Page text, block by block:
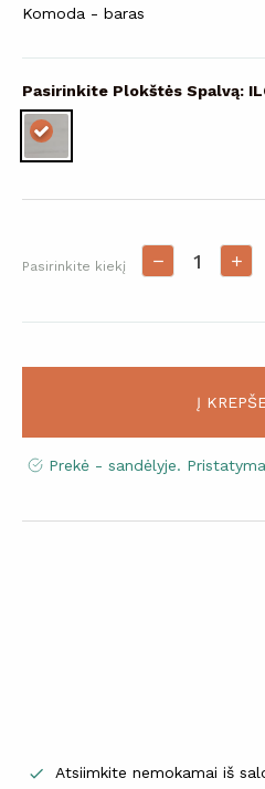
Komoda - baras
Pasirinkite Plokštės Spalvą:
Pasirinkite kiekį
Į
Prekė - sandėlyje.
 Atsiimkite nemokamai iš